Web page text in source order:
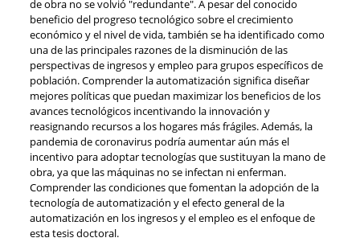
de obra no se volvió "redundante". A pesar del conocido
beneficio del progreso tecnológico sobre el crecimiento
económico y el nivel de vida, también se ha identificado como
una de las principales razones de la disminución de las
perspectivas de ingresos y empleo para grupos específicos de
población. Comprender la automatización significa diseñar
mejores políticas que puedan maximizar los beneficios de los
avances tecnológicos incentivando la innovación y
reasignando recursos a los hogares más frágiles. Además, la
pandemia de coronavirus podría aumentar aún más el
incentivo para adoptar tecnologías que sustituyan la mano de
obra, ya que las máquinas no se infectan ni enferman.
Comprender las condiciones que fomentan la adopción de la
tecnología de automatización y el efecto general de la
automatización en los ingresos y el empleo es el enfoque de
esta tesis doctoral.